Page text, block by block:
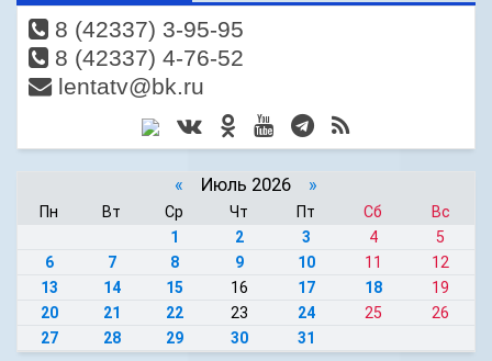
8 (42337) 3-95-95
8 (42337) 4-76-52
lentatv@bk.ru
« Июль 2026 »
Пн Вт Ср Чт Пт Сб
Вс
1
2 3 4
5
6
7 8 9 10 11
12
13
14 15 16 17 18
19
20
21 22 23 24 25
26
27
28 29 30 31